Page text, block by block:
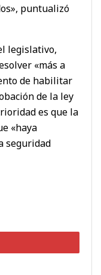
puntualizó
legislativo,
«más a
de habilitar
de la ley
es que la
«haya
seguridad